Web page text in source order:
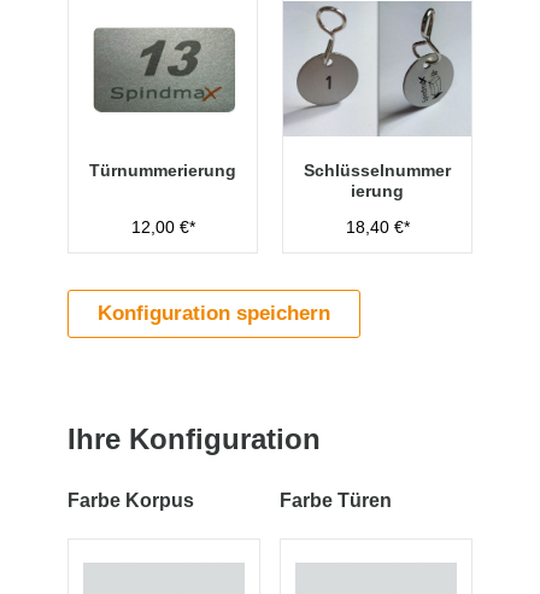
Türnummerierung
12,00 €*
Schlüsselnummer
ierung
18,40 €*
Konfiguration speichern
Ihre Konfiguration
Farbe Korpus Farbe Türen